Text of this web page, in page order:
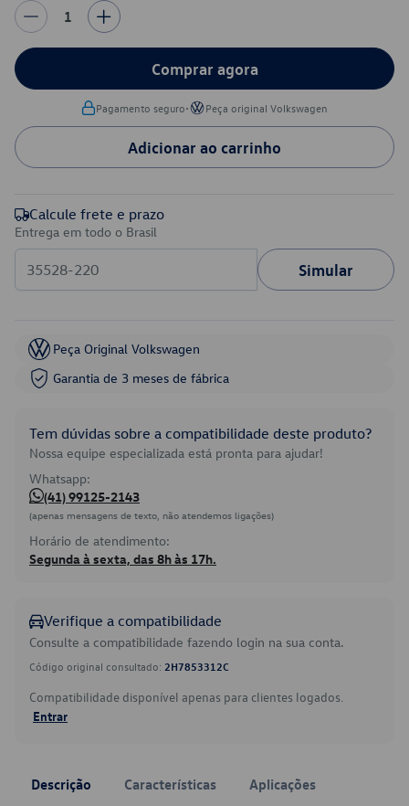
1
Comprar agora
Pagamento seguro• Peça original Volkswagen
Adicionar ao carrinho
Calcule frete e prazo
Entrega em todo o Brasil
Simular
Peça Original Volkswagen
Garantia de 3 meses de fábrica
Tem dúvidas sobre a compatibilidade deste produto?
Nossa equipe especializada está pronta para ajudar!
Whatsapp:
(41) 99125-2143
(apenas mensagens de texto, não atendemos ligações)
Horário de atendimento:
Segunda à sexta, das 8h às 17h.
Verifique a compatibilidade
Consulte a compatibilidade fazendo login na sua conta.
Código original consultado: 2H7853312C
Compatibilidade disponível apenas para clientes logados.
Entrar
Descrição Características Aplicações